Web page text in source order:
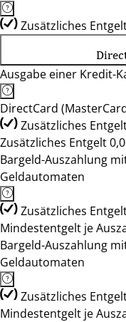
Zusätzliches
Ausgabe einer Kredit-
DirectCard
Zusätzliches
Zusätzliches Entgelt
Bargeld-Auszahlung
Geldautomaten
Zusätzliches
Mindestentgelt je
Bargeld-Auszahlung
Geldautomaten
Zusätzliches
Mindestentgelt je